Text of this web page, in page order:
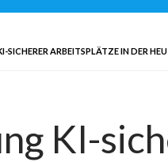
SICHERER ARBEITSPLÄTZE IN DER
KI-